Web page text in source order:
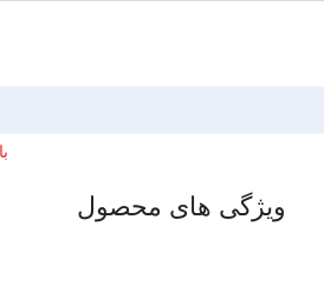
ویژگی های محصول